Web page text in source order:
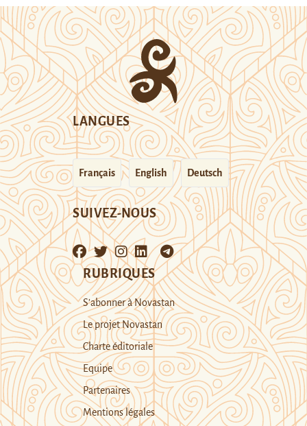
LANGUES
Français English Deutsch
SUIVEZ-NOUS
RUBRIQUES
S’abonner à Novastan
Le projet Novastan
Charte éditoriale
Equipe
Partenaires
Mentions légales